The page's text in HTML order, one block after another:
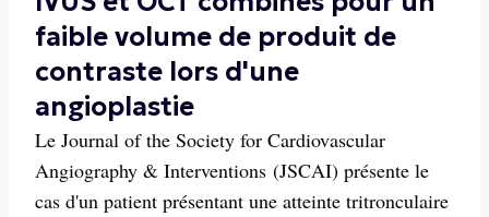
faible volume de produit de
contraste lors d'une
angioplastie
Le Journal of the Society for Cardiovascular
Angiography & Interventions (JSCAI) présente le
cas d'un patient présentant une atteinte tritronculaire